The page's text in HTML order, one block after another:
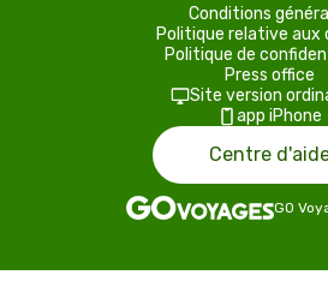
Conditions
Politique relative aux
Politique de
Press office
Site version
app iPhone
Centre
GO